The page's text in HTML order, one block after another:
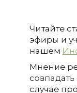
Читайте
эфиры и
нашем
Мнение
случае